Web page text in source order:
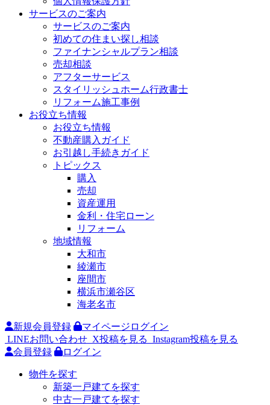
サービスのご案内
サービスのご案内
初めての住まい探し相談
ファイナンシャルプラン相談
売却相談
アフターサービス
スタイリッシュホーム行政書士
リフォーム施工事例
お役立ち情報
お役立ち情報
不動産購入ガイド
お引越し手続きガイド
トピックス
購入
売却
資産運用
金利・住宅ローン
リフォーム
地域情報
大和市
綾瀬市
座間市
横浜市瀬谷区
海老名市
新規会員登録
マイページログイン
LINEお問い合わせ X投稿を見る Instagram投稿を見る
会員登録
ログイン
物件を探す
新築一戸建てを探す
中古一戸建てを探す